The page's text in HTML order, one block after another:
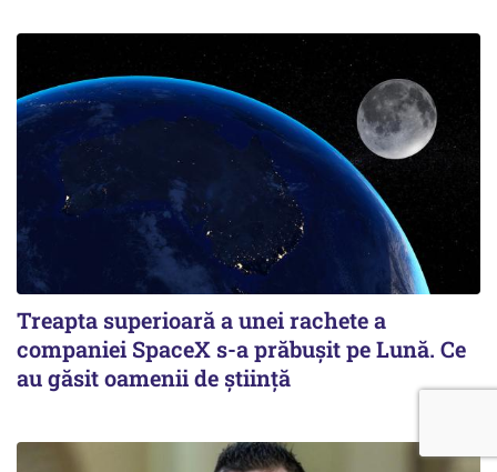
Treapta superioară a unei rachete a
companiei SpaceX s-a prăbușit pe Lună. Ce
au găsit oamenii de știință